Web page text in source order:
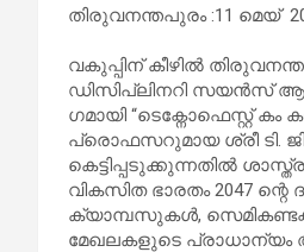
തിരുവനന്തപുരം :11 മെയ്
വകുപ്പിന് കീഴിൽ
ഡിസിപ്ലിനറി സയൻസ്
ഗമായി “ടെക്നോഫെസ്റ്റ്
പ്രൊഫസറുമായ ശ്രീ ടി.
കെട്ടിപ്പടുക്കുന്നതിൽ
വികസിത ഭാരതം 2047
ക്യാമ്പസുകൾ,
മേഖലകളുടെ പ്രാധാന്യം